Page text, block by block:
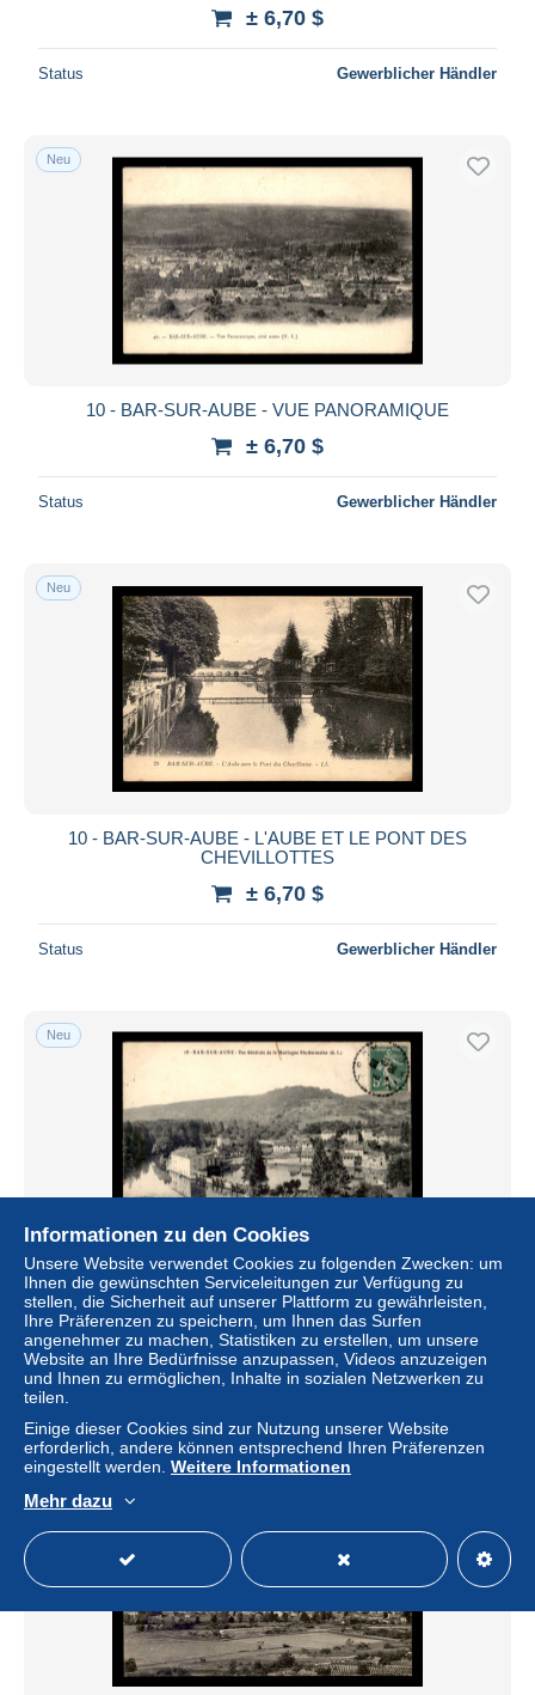
± 6,70 $
Status Gewerblicher Händler
Neu
10 - BAR-SUR-AUBE - VUE PANORAMIQUE
± 6,70 $
Status Gewerblicher Händler
Neu
10 - BAR-SUR-AUBE - L'AUBE ET LE PONT DES
CHEVILLOTTES
± 6,70 $
Status Gewerblicher Händler
Neu
10 - BAR-SUR-AUBE - VUE GENERALE DE LA
MONTAGNE STE-GERMAINE
± 6,70 $
Status
Informationen zu den Cookies
Unsere Website verwendet Cookies zu folgenden Zwecken: um
Ihnen die gewünschten Serviceleitungen zur Verfügung zu
stellen, die Sicherheit auf unserer Plattform zu gewährleisten,
Ihre Präferenzen zu speichern, um Ihnen das Surfen
angenehmer zu machen, Statistiken zu erstellen, um unsere
Website an Ihre Bedürfnisse anzupassen, Videos anzuzeigen
und Ihnen zu ermöglichen, Inhalte in sozialen Netzwerken zu
teilen.
Einige dieser Cookies sind zur Nutzung unserer Website
erforderlich, andere können entsprechend Ihren Präferenzen
eingestellt werden. Weitere Informationen
Mehr dazu